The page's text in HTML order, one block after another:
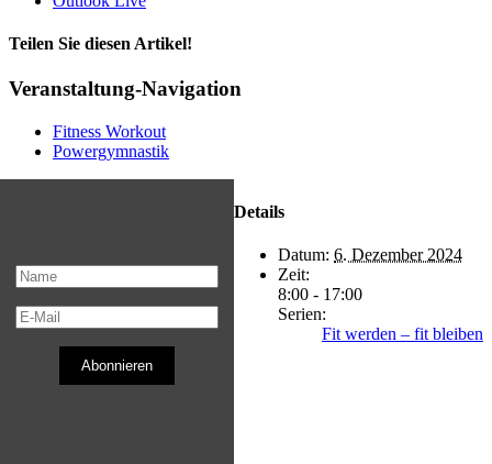
Teilen Sie diesen Artikel!
Facebook
X
Reddit
LinkedIn
WhatsApp
Telegram
Tumblr
Pinterest
Vk
Xing
E-
Veranstaltung-Navigation
Fitness Workout
Powergymnastik
Details
Datum: 6. Dezember 2024
Zeit:
8:00 - 17:00
Serien:
Fit werden – fit bleiben
Abonnieren